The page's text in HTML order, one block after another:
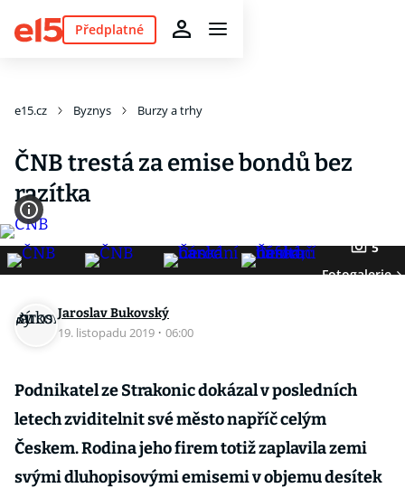
Předplatné
e15.cz Byznys Burzy a trhy
ČNB trestá za emise bondů bez
razítka
5
Fotogalerie
Jaroslav Bukovský
19. listopadu 2019 · 06:00
Podnikatel ze Strakonic dokázal v posledních
letech zviditelnit své město napříč celým
Českem. Rodina jeho firem totiž zaplavila zemi
svými dluhopisovými emisemi v objemu desítek